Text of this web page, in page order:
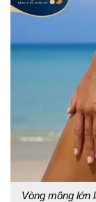
Vòng mông lớn